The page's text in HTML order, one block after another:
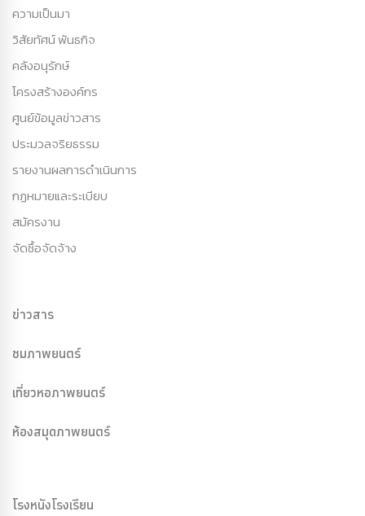
ความเป็นมา
วิสัยทัศน์ พันธกิจ
คลังอนุรักษ์
โครงสร้างองค์กร
ศูนย์ข้อมูลข่าวสาร
ประมวลจริยธรรม
รายงานผลการดำเนินการ
กฏหมายและระเบียบ
สมัครงาน
จัดซื้อจัดจ้าง
ข่าวสาร
ชมภาพยนตร์
เที่ยวหอภาพยนตร์
ห้องสมุดภาพยนตร์
โรงหนังโรงเรียน